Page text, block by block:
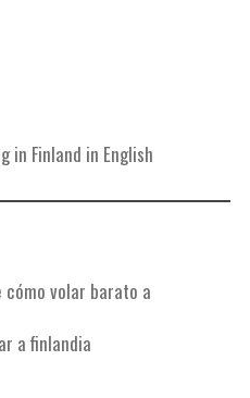
in Finland in English
volar barato a